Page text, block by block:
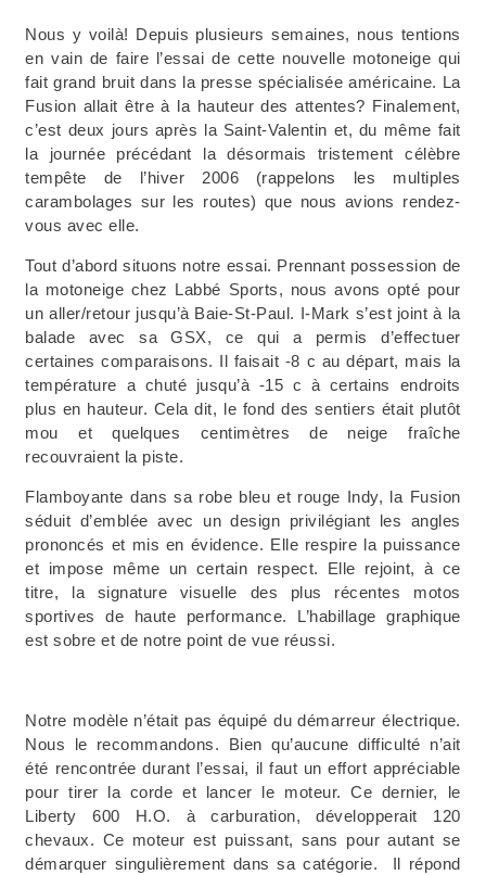
Nous y voilà! Depuis plusieurs semaines, nous tentions
en vain de faire l’essai de cette nouvelle motoneige qui
fait grand bruit dans la presse spécialisée américaine. La
Fusion allait être à la hauteur des attentes? Finalement,
c’est deux jours après la Saint-Valentin et, du même fait
la journée précédant la désormais tristement célèbre
tempête de l’hiver 2006 (rappelons les multiples
carambolages sur les routes) que nous avions rendez-
vous avec elle.
Tout d’abord situons notre essai. Prennant possession de
la motoneige chez Labbé Sports, nous avons opté pour
un aller/retour jusqu’à Baie-St-Paul. I-Mark s’est joint à la
balade avec sa GSX, ce qui a permis d’effectuer
certaines comparaisons. Il faisait -8 c au départ, mais la
température a chuté jusqu’à -15 c à certains endroits
plus en hauteur. Cela dit, le fond des sentiers était plutôt
mou et quelques centimètres de neige fraîche
recouvraient la piste.
Flamboyante dans sa robe bleu et rouge Indy, la Fusion
séduit d’emblée avec un design privilégiant les angles
prononcés et mis en évidence. Elle respire la puissance
et impose même un certain respect. Elle rejoint, à ce
titre, la signature visuelle des plus récentes motos
sportives de haute performance. L’habillage graphique
est sobre et de notre point de vue réussi.
Notre modèle n’était pas équipé du démarreur électrique.
Nous le recommandons. Bien qu’aucune difficulté n’ait
été rencontrée durant l’essai, il faut un effort appréciable
pour tirer la corde et lancer le moteur. Ce dernier, le
Liberty 600 H.O. à carburation, développerait 120
chevaux. Ce moteur est puissant, sans pour autant se
démarquer singulièrement dans sa catégorie. Il répond